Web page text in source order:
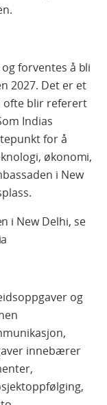
forventes å bli
2027. Det er et
ofte blir referert
Indias
for å
økonomi,
i New
i New Delhi, se
og
innebærer